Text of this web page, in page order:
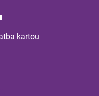
kartou